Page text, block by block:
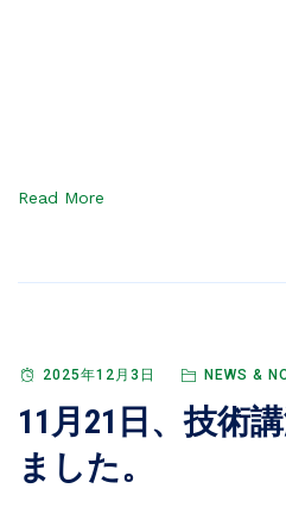
Read More
2025年12月3日 NEWS &
11月21日、技術
ました。